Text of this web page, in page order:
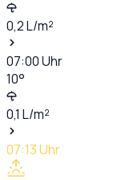
0,2L/m²
07:00Uhr
10°
0,1 L/m²
07:13Uhr